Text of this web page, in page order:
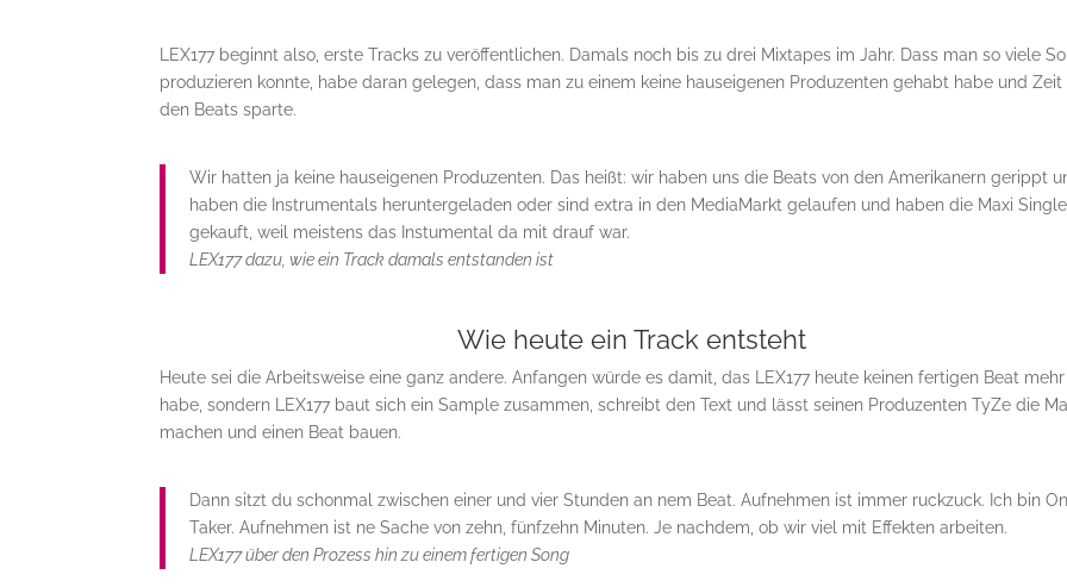
LEX177 beginnt also, erste Tracks zu veröffentlichen. Damals noch bis zu drei Mixtapes im Jahr. Dass man so viele
produzieren konnte, habe daran gelegen, dass man zu einem keine hauseigenen Produzenten gehabt habe und Zeit
den Beats sparte.
Wir hatten ja keine hauseigenen Produzenten. Das heißt: wir haben uns die Beats von den Amerikanern gerippt
haben die Instrumentals heruntergeladen oder sind extra in den MediaMarkt gelaufen und haben die Maxi Single
gekauft, weil meistens das Instumental da mit drauf war.
LEX177 dazu, wie ein Track damals entstanden ist
Wie heute ein Track entsteht
Heute sei die Arbeitsweise eine ganz andere. Anfangen würde es damit, das LEX177 heute keinen fertigen Beat mehr
habe, sondern LEX177 baut sich ein Sample zusammen, schreibt den Text und lässt seinen Produzenten TyZe die
machen und einen Beat bauen.
Dann sitzt du schonmal zwischen einer und vier Stunden an nem Beat. Aufnehmen ist immer ruckzuck. Ich bin
Taker. Aufnehmen ist ne Sache von zehn, fünfzehn Minuten. Je nachdem, ob wir viel mit Effekten arbeiten.
LEX177 über den Prozess hin zu einem fertigen Song